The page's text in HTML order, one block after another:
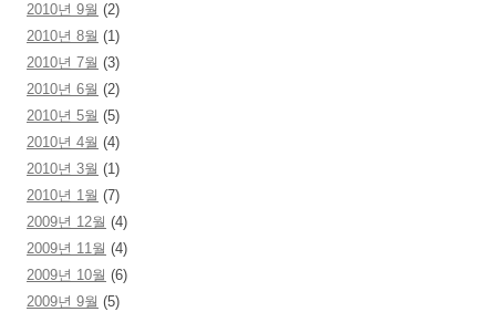
2010년 9월 (2)
2010년 8월 (1)
2010년 7월 (3)
2010년 6월 (2)
2010년 5월 (5)
2010년 4월 (4)
2010년 3월 (1)
2010년 1월 (7)
2009년 12월 (4)
2009년 11월 (4)
2009년 10월 (6)
2009년 9월 (5)